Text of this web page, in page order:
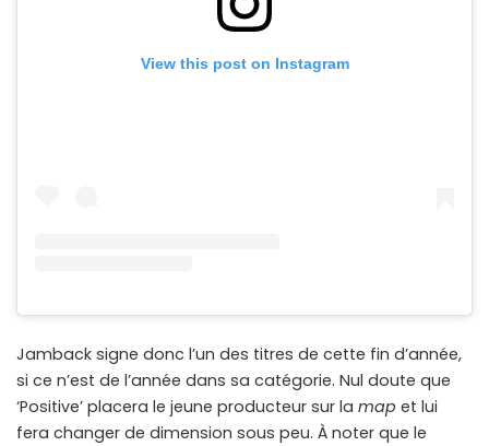
View this post on Instagram
Jamback signe donc l’un des titres de cette fin d’année,
si ce n’est de l’année dans sa catégorie. Nul doute que
‘Positive’ placera le jeune producteur sur la map et lui
fera changer de dimension sous peu. À noter que le